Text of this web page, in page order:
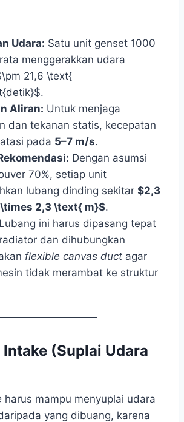
Udara: Satu unit genset 1000
menggerakkan udara
21,6 \text{
Aliran: Untuk menjaga
dan tekanan statis, kecepatan
pada 5–7 m/s.
Dengan asumsi
70%, setiap unit
lubang dinding sekitar $2,3
2,3 \text{ m}$.
Lubang ini harus dipasang tepat
dan dihubungkan
flexible canvas duct agar
tidak merambat ke struktur
Intake (Suplai Udara
harus mampu menyuplai udara
yang dibuang, karena